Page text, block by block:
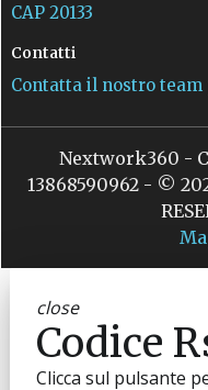
CAP 20133
Contatti
Contatta il nostro
Nextwork360 -
13868590962 - ©
close
Codice
Clicca sul pulsante